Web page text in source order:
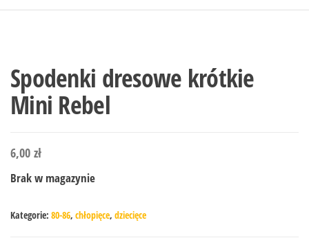
Spodenki dresowe krótkie
Mini Rebel
6,00 zł
Brak w magazynie
Kategorie: 80-86, chłopięce, dziecięce